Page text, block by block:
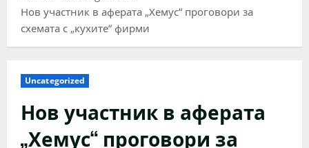
Нов участник в аферата „Хемус“ проговори за
схемата с „кухите“ фирми
Uncategorized
Нов участник в аферата
„Хемус“ проговори за